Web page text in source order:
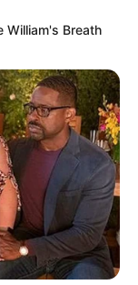
William's Breath